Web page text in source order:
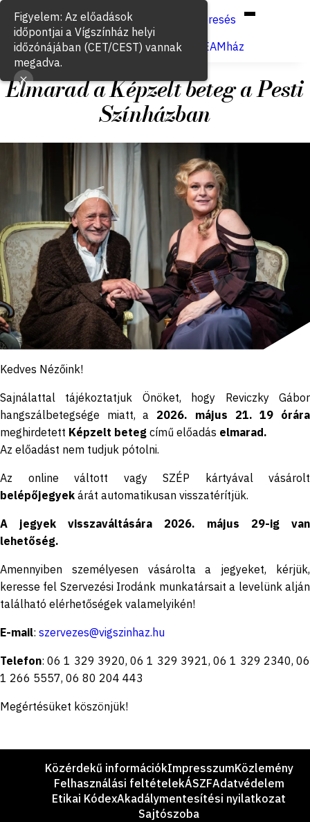
Keresés
Jegyvásárlás
VígSTREAMház
Elmarad a Képzelt beteg a Pesti
Színházban
2026. május 15.
Kedves Nézőink!
Sajnálattal tájékoztatjuk Önöket, hogy Reviczky Gábor
hangszálbetegsége miatt, a 2026. május 21. 19 órára
meghirdetett Képzelt beteg című előadás elmarad.
Az előadást nem tudjuk pótolni.
Az online váltott vagy SZÉP kártyával vásárolt
belépőjegyek árát automatikusan visszatérítjük.
A jegyek visszaváltására 2026. május 29-ig van
lehetőség.
Amennyiben személyesen vásárolta a jegyeket, kérjük,
keresse fel Szervezési Irodánk munkatársait a levelünk alján
található elérhetőségek valamelyikén!
E-mail: szervezes@vigszinhaz.hu
Telefon: 06 1 329 3920, 06 1 329 3921, 06 1 329 2340, 06
1 266 5557, 06 80 204 443
Megértésüket köszönjük!
LáblécKözérdekű információkImpresszumKözlemény
Felhasználási feltételekÁSZFAdatvédelem
Etikai KódexAkadálymentesítési nyilatkozat
Sajtószoba
Figyelem: Az előadások
időpontjai a Vígszínház helyi
időzónájában (CET/CEST) vannak
megadva.